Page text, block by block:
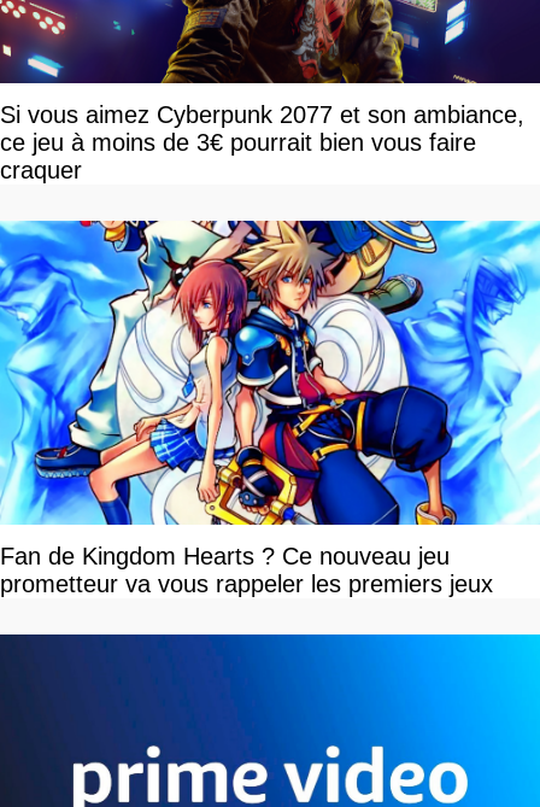
Si vous aimez Cyberpunk 2077 et son ambiance,
ce jeu à moins de 3€ pourrait bien vous faire
craquer
Fan de Kingdom Hearts ? Ce nouveau jeu
prometteur va vous rappeler les premiers jeux